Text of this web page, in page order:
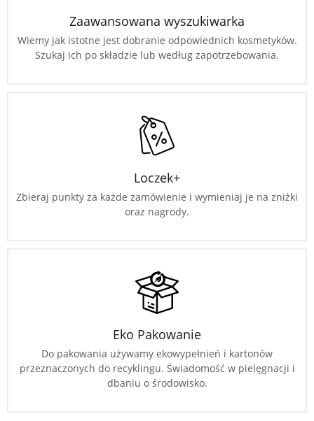
Zaawansowana wyszukiwarka
Wiemy jak istotne jest dobranie odpowiednich kosmetyków.
Szukaj ich po składzie lub według zapotrzebowania.
Loczek+
Zbieraj punkty za każde zamówienie i wymieniaj je na zniżki
oraz nagrody.
Eko Pakowanie
Do pakowania używamy ekowypełnień i kartonów
przeznaczonych do recyklingu. Świadomość w pielęgnacji i
dbaniu o środowisko.